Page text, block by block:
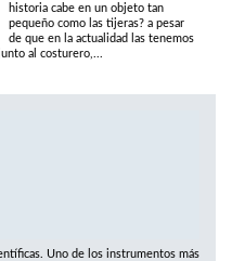
historia cabe en un objeto tan
pequeño como las tijeras? a pesar
de que en la actualidad las tenemos
al costurero,...
Uno de los instrumentos más